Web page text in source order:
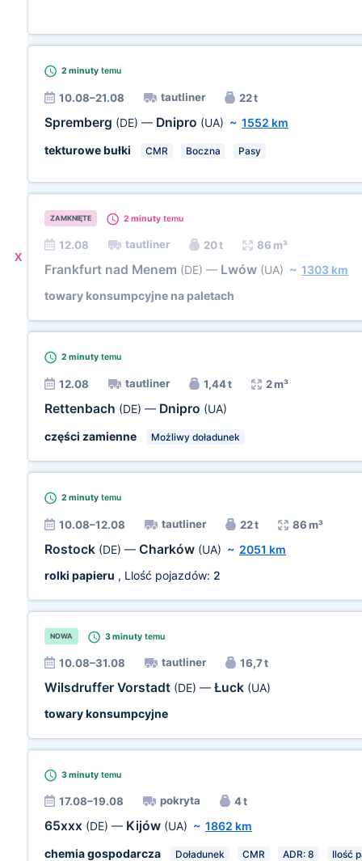
2 minuty temu
10.08–21.08 tautliner 22 t
Spremberg (DE) — Dnipro (UA) ~ 1552 km
tekturowe bułki
CMR Boczna Pasy
X
ZAMKNIĘTE 2 minuty temu
12.08 tautliner 20 t 86 m³
Frankfurt nad Menem (DE) — Lwów (UA) ~ 1303 km
towary konsumpcyjne na paletach
2 minuty temu
12.08 tautliner 1,44 t 2 m³
Rettenbach (DE) — Dnipro (UA)
części zamienne
Możliwy doładunek
2 minuty temu
10.08–12.08 tautliner 22 t 86 m³
Rostock (DE) — Charków (UA) ~ 2051 km
rolki papieru , Llość pojazdów: 2
NOWA 3 minuty temu
10.08–31.08 tautliner 16,7 t
Wilsdruffer Vorstadt (DE) — Łuck (UA)
towary konsumpcyjne
3 minuty temu
17.08–19.08 pokryta 4 t
65xxx (DE) — Kijów (UA) ~ 1862 km
chemia gospodarcza
Doładunek CMR ADR: 8 Ilość